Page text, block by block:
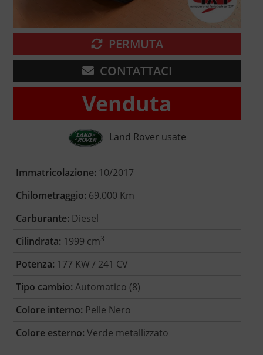
PERMUTA
CONTATTACI
Venduta
Land Rover usate
Immatricolazione: 10/2017
Chilometraggio: 69.000 Km
Carburante: Diesel
Cilindrata: 1999 cm3
Potenza: 177 KW / 241 CV
Tipo cambio: Automatico (8)
Colore interno: Pelle Nero
Colore esterno: Verde metallizzato